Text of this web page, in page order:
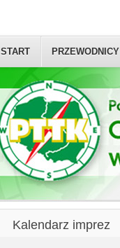
START PRZEWODNICY
Kalendarz imprez